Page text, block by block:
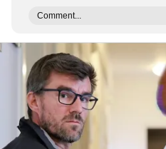
Comment...